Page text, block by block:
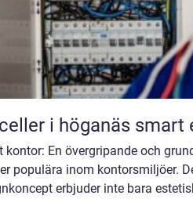
Solceller i
kontor: En övergripande och
populära inom kontorsmiljöer.
erbjuder inte bara